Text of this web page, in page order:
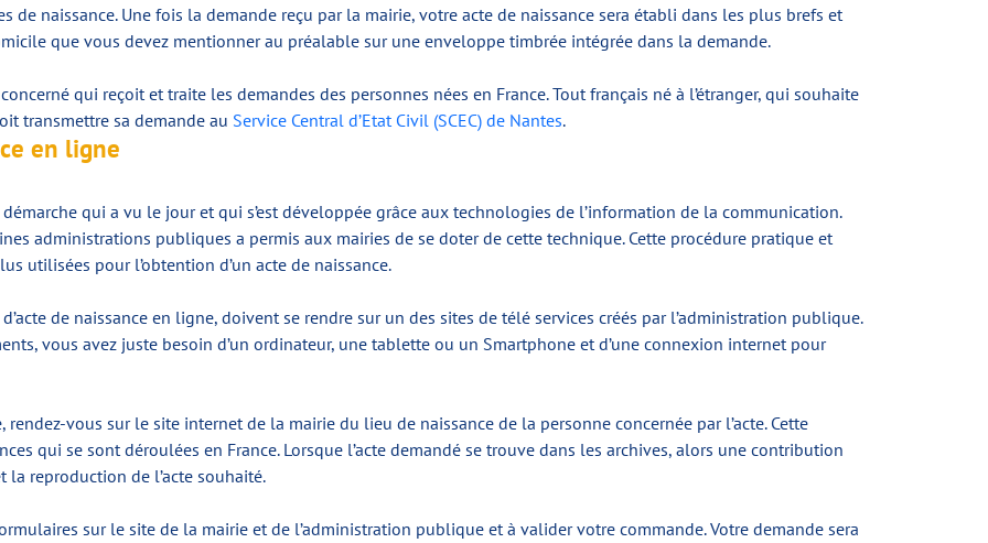
de naissance. Une fois la demande reçu par la mairie, votre acte de naissance sera établi dans les plus brefs et
que vous devez mentionner au préalable sur une enveloppe timbrée intégrée dans la demande.
qui reçoit et traite les demandes des personnes nées en France. Tout français né à l’étranger, qui souhaite
transmettre sa demande au Service Central d’Etat Civil (SCEC) de Nantes.
en ligne
qui a vu le jour et qui s’est développée grâce aux technologies de l’information de la communication.
administrations publiques a permis aux mairies de se doter de cette technique. Cette procédure pratique et
utilisées pour l’obtention d’un acte de naissance.
de naissance en ligne, doivent se rendre sur un des sites de télé services créés par l’administration publique.
vous avez juste besoin d’un ordinateur, une tablette ou un Smartphone et d’une connexion internet pour
vous sur le site internet de la mairie du lieu de naissance de la personne concernée par l’acte. Cette
qui se sont déroulées en France. Lorsque l’acte demandé se trouve dans les archives, alors une contribution
la reproduction de l’acte souhaité.
sur le site de la mairie et de l’administration publique et à valider votre commande. Votre demande sera